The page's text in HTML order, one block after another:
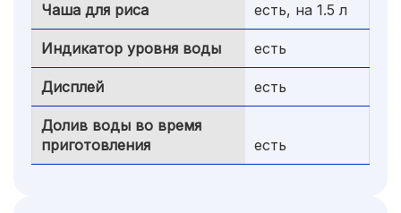
Чаша для риса есть, на 1.5 л
Индикатор уровня воды есть
Дисплей есть
Долив воды во время
приготовления
есть